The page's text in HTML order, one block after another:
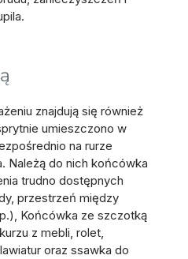
znajdują się również
umieszczono w
na rurze
Należą do nich końcówka
trudno dostępnych
przestrzeń między
Końcówka ze szczotką
z mebli, rolet,
oraz ssawka do